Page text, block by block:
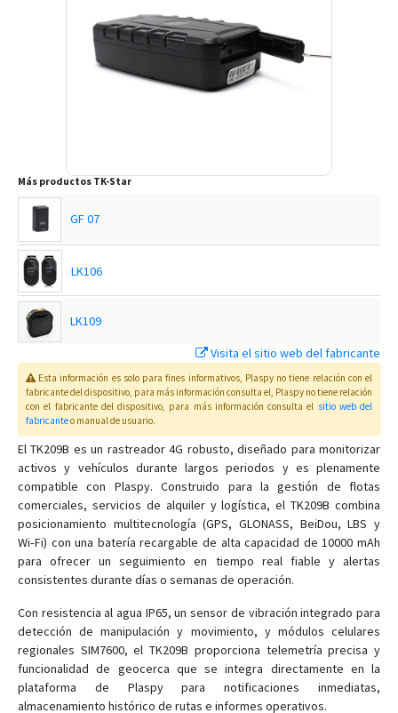
Más productos TK-Star
GF 07
LK106
LK109
LK200B
LK208
OBD2 GPS Tracker
Pet Tracker
TK103
TK208
TK209A
TK209C
TK210
TK210B
Visita el sitio web del fabricante
Esta información es solo para fines informativos, Plaspy no tiene relación con el
fabricante del dispositivo, para más información consulta el, Plaspy no tiene relación
con el fabricante del dispositivo, para más información consulta el sitio web del
fabricanteo manual de usuario.
El TK209B es un rastreador 4G robusto, diseñado para monitorizar
activos y vehículos durante largos periodos y es plenamente
compatible con Plaspy. Construido para la gestión de flotas
comerciales, servicios de alquiler y logística, el TK209B combina
posicionamiento multitecnología (GPS, GLONASS, BeiDou, LBS y
Wi‑Fi) con una batería recargable de alta capacidad de 10000 mAh
para ofrecer un seguimiento en tiempo real fiable y alertas
consistentes durante días o semanas de operación.
Con resistencia al agua IP65, un sensor de vibración integrado para
detección de manipulación y movimiento, y módulos celulares
regionales SIM7600, el TK209B proporciona telemetría precisa y
funcionalidad de geocerca que se integra directamente en la
plataforma de Plaspy para notificaciones inmediatas,
almacenamiento histórico de rutas e informes operativos.